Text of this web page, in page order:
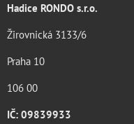
Hadice RONDO s.r.o.
Žirovnická 3133/6
Praha 10
106 00
IČ: 09839933